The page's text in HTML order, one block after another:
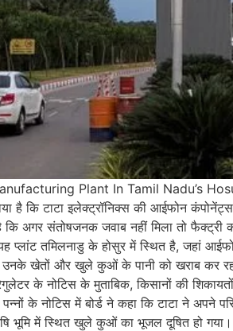
Plant In Tamil Nadu’s
है कि टाटा इलेक्ट्रॉनिक्स की आईफोन
अगर संतोषजनक जवाब नहीं मिला तो
यह प्लांट तमिलनाडु के होसुर में स्थित है, जहां
उनके खेतों और खुले कुओं के पानी को खराब कर
के नोटिस के मुताबिक, किसानों की
के नोटिस में बोर्ड ने कहा कि टाटा ने अपने
भूमि में स्थित खुले कुओं का भूजल दूषित हो